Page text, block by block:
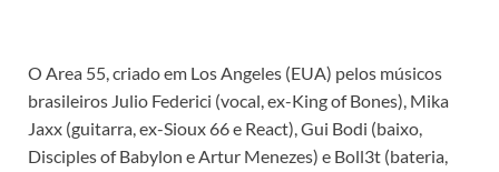
O Area 55, criado em Los Angeles (EUA) pelos músicos
brasileiros Julio Federici (vocal, ex-King of Bones), Mika
Jaxx (guitarra, ex-Sioux 66 e React), Gui Bodi (baixo,
Disciples of Babylon e Artur Menezes) e Boll3t (bateria,